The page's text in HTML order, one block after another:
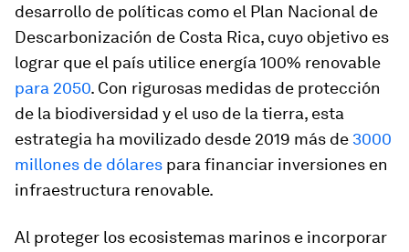
desarrollo de políticas como el Plan Nacional de
Descarbonización de Costa Rica, cuyo objetivo es
lograr que el país utilice energía 100% renovable
para 2050. Con rigurosas medidas de protección
de la biodiversidad y el uso de la tierra, esta
estrategia ha movilizado desde 2019 más de 3000
millones de dólares para financiar inversiones en
infraestructura renovable.
Al proteger los ecosistemas marinos e incorporar